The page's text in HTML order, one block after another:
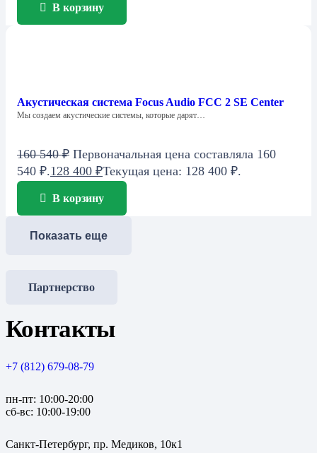
В корзину
Акустическая система Focus Audio FCC 2 SE Center
Мы создаем акустические системы, которые дарят…
160 540₽ Первоначальная цена составляла 160
540 ₽.128 400 ₽Текущая цена: 128 400 ₽.
В корзину
Показать еще
Партнерство
Контакты
+7 (812) 679-08-79
пн-пт: 10:00-20:00
сб-вс: 10:00-19:00
Санкт-Петербург, пр. Медиков, 10к1